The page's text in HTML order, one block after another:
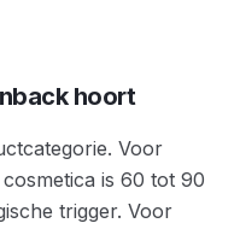
hoort
Voor
is 60 tot 90
trigger. Voor